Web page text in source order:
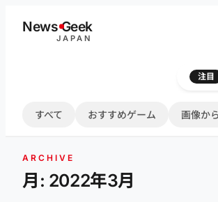
NewsGeek
JAPAN
注目
すべて おすすめゲーム 画像か
ARCHIVE
月: 2022年3月